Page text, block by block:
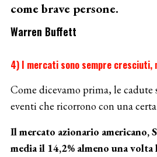
come brave persone.
Warren Buffett
4) I mercati sono sempre cresciuti,
Come dicevamo prima, le cadute
eventi che ricorrono con una
Il mercato azionario americano,
media il 14,2% almeno una volta